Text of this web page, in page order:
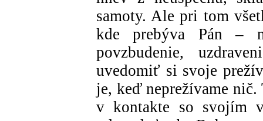
samoty. Ale pri tom
kde prebýva Pán –
povzbudenie,
uvedomiť si svoje
je, keď neprežívame
v kontakte so svojím